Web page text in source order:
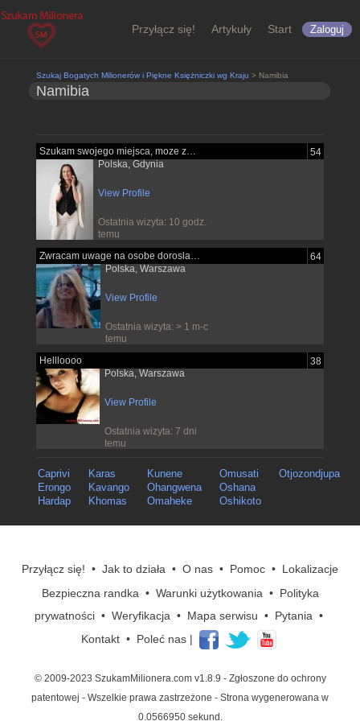
Przyłącz się! Artykuły Start Zaloguj
Szukaj Bogatych Milionerów i Piękne Księżniczki wg Kraju > Namibia
Namibia
54
Szukam swojego miejsca, moze znajde je...
Polska, Gdynia
View Profile
Ostatnia wizyta: 10 godz.
temu
64
Zwracam uwage na osobe dorosla pewna...
Polska, Warszawa
View Profile
Ostatnia wizyta: > 1 m-c
temu
38
Hellloooo
Polska, Warszawa
View Profile
Ostatnia wizyta: 7 dni
temu
Caprivi Karas Kunene Omusati
Otjozondjupa
Erongo
Kavango Ohangwena
Oshana
Hardap
Khomas Omaheke Oshikoto
Przyłącz się! • Jak to działa • O nas • Pomoc • Lokalizacje
Bezpieczna randka • Warunki użytkowania • Polityka
prywatności• Weryfikacja • Mapa serwisu • Pytania •
Kontakt• Poleć nas|
© 2009-2023 SzukamMilionera.com v1.8.9 - Zgłoszone do ochrony
patentowej - Wszelkie prawa zastrzeżone - Strona wygenerowana w
0.0566950 sekund.